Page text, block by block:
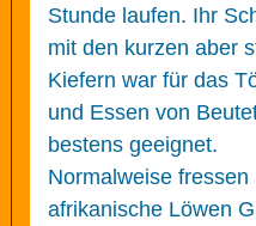
Stunde laufen. Ihr
mit den kurzen aber
Kiefern war für das
und Essen von
bestens geeignet.
Normalweise fressen
afrikanische Löwen